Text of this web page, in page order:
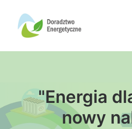
Aktualności
Wydarzenia
Oferta finansowania
"Energia
nowy